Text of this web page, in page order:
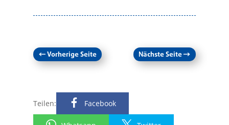
←Vorherige Seite Nächste Seite→
Teilen: Facebook